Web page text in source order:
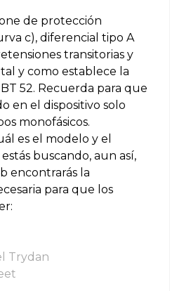
de protección
c), diferencial tipo A
transitorias y
y como establece la
52. Recuerda para que
en el dispositivo solo
monofásicos.
es el modelo y el
buscando, aun así,
encontrarás la
para que los
Trydan